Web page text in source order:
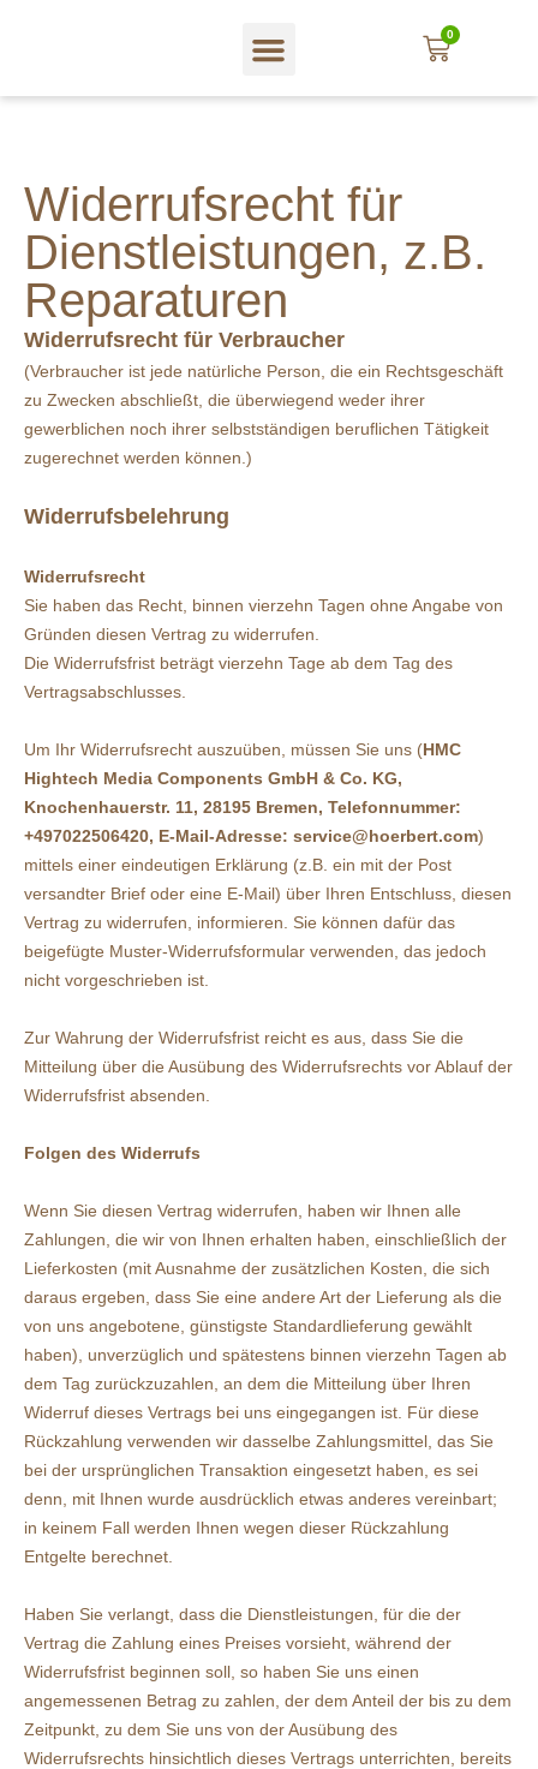
0
Widerrufsrecht für
Dienstleistungen, z.B.
Reparaturen
Widerrufsrecht für Verbraucher
(Verbraucher ist jede natürliche Person, die ein Rechtsgeschäft
zu Zwecken abschließt, die überwiegend weder ihrer
gewerblichen noch ihrer selbstständigen beruflichen Tätigkeit
zugerechnet werden können.)
Widerrufsbelehrung
Widerrufsrecht
Sie haben das Recht, binnen vierzehn Tagen ohne Angabe von
Gründen diesen Vertrag zu widerrufen.
Die Widerrufsfrist beträgt vierzehn Tage ab dem Tag des
Vertragsabschlusses.
Um Ihr Widerrufsrecht auszuüben, müssen Sie uns (HMC
Hightech Media Components GmbH & Co. KG,
Knochenhauerstr. 11, 28195 Bremen, Telefonnummer:
+497022506420, E-Mail-Adresse: service@hoerbert.com)
mittels einer eindeutigen Erklärung (z.B. ein mit der Post
versandter Brief oder eine E-Mail) über Ihren Entschluss, diesen
Vertrag zu widerrufen, informieren. Sie können dafür das
beigefügte Muster-Widerrufsformular verwenden, das jedoch
nicht vorgeschrieben ist.
Zur Wahrung der Widerrufsfrist reicht es aus, dass Sie die
Mitteilung über die Ausübung des Widerrufsrechts vor Ablauf der
Widerrufsfrist absenden.
Folgen des Widerrufs
Wenn Sie diesen Vertrag widerrufen, haben wir Ihnen alle
Zahlungen, die wir von Ihnen erhalten haben, einschließlich der
Lieferkosten (mit Ausnahme der zusätzlichen Kosten, die sich
daraus ergeben, dass Sie eine andere Art der Lieferung als die
von uns angebotene, günstigste Standardlieferung gewählt
haben), unverzüglich und spätestens binnen vierzehn Tagen ab
dem Tag zurückzuzahlen, an dem die Mitteilung über Ihren
Widerruf dieses Vertrags bei uns eingegangen ist. Für diese
Rückzahlung verwenden wir dasselbe Zahlungsmittel, das Sie
bei der ursprünglichen Transaktion eingesetzt haben, es sei
denn, mit Ihnen wurde ausdrücklich etwas anderes vereinbart;
in keinem Fall werden Ihnen wegen dieser Rückzahlung
Entgelte berechnet.
Haben Sie verlangt, dass die Dienstleistungen, für die der
Vertrag die Zahlung eines Preises vorsieht, während der
Widerrufsfrist beginnen soll, so haben Sie uns einen
angemessenen Betrag zu zahlen, der dem Anteil der bis zu dem
Zeitpunkt, zu dem Sie uns von der Ausübung des
Widerrufsrechts hinsichtlich dieses Vertrags unterrichten, bereits